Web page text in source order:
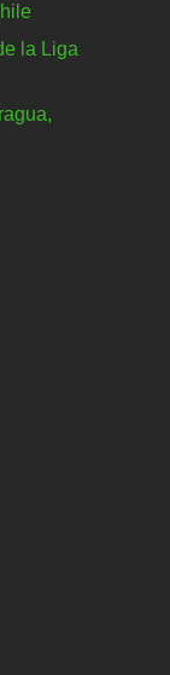
la Liga